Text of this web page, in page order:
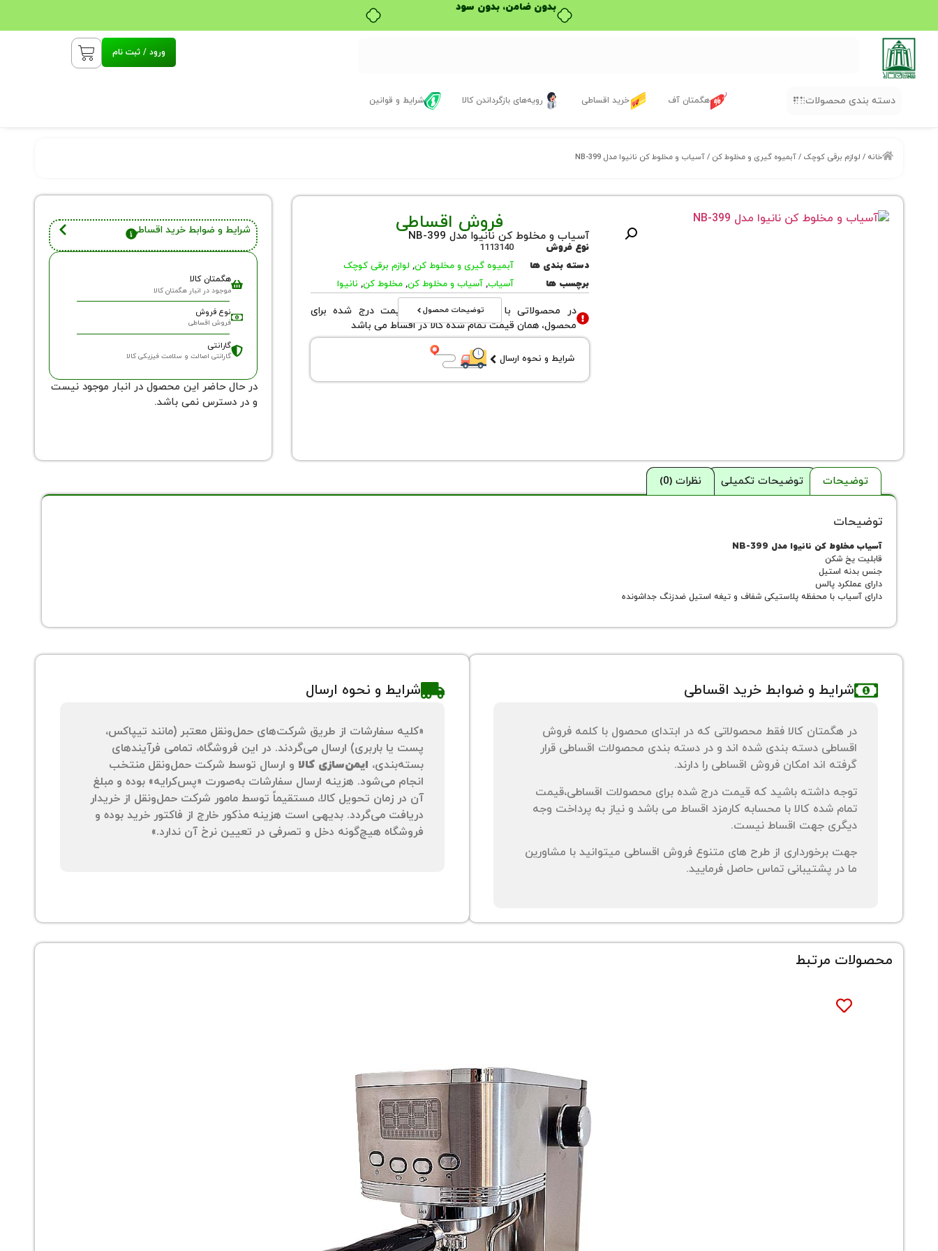
ورود / ثبت نام
دسته بندی محصولات هگمتان آف خرید اقساطی رویه‌های بازگرداندن کالا شرایط و قوانین
خانه / لوازم برقی کوچک /آبمیوه گیری و مخلوط کن / آسیاب و مخلوط کن نانیوا مدل NB-399
فروش اقساطی
آسیاب و مخلوط کن نانیوا مدل NB-399
نوع فروش
1113140
دسته بندی ها
آبمیوه گیری و مخلوط کن, لوازم برقی کوچک
برچسب ها
آسیاب,آسیاب و مخلوط کن,مخلوط کن, نانیوا
توضیحات محصول
در محصولاتی با نوع فروش اقساطی قیمت درج شده برای
محصول، همان قیمت تمام شده کالا در اقساط می باشد
شرایط و نحوه ارسال
شرایط و ضوابط خرید اقساطی
هگمتان کالا
موجود در انبار هگمتان کالا
نوع فروش
فروش اقساطی
گارانتی
گارانتی اصالت و سلامت فیزیکی کالا
در حال حاضر این محصول در انبار موجود نیست
و در دسترس نمی باشد.
توضیحات توضیحات تکمیلی نظرات (0)
توضیحات
آسیاب مخلوط کن نانیوا مدل NB-399
قابلیت یخ شکن
جنس بدنه استیل
دارای عملکرد پالس
دارای آسیاب با محفظه پلاستیکی شفاف و تیغه استیل ضدزنگ جداشونده
شرایط و ضوابط خرید اقساطی
در هگمتان کالا فقط محصولاتی که در ابتدای محصول با کلمه فروش
اقساطی دسته بندی شده اند و در دسته بندی محصولات اقساطی قرار
گرفته اند امکان فروش اقساطی را دارند.
توجه داشته باشید که قیمت درج شده برای محصولات اقساطی،قیمت
تمام شده کالا با محسابه کارمزد اقساط می باشد و نیاز به پرداخت وجه
دیگری جهت اقساط نیست.
جهت برخورداری از طرح های متنوع فروش اقساطی میتوانید با مشاورین
ما در پشتیبانی تماس حاصل فرمایید.
شرایط و نحوه ارسال
«کلیه سفارشات از طریق شرکت‌های حمل‌ونقل معتبر (مانند تیپاکس،
پست یا باربری) ارسال می‌گردند. در این فروشگاه، تمامی فرآیندهای
بسته‌بندی، ایمن‌سازی کالا و ارسال توسط شرکت حمل‌ونقل منتخب
انجام می‌شود. هزینه ارسال سفارشات به‌صورت «پس‌کرایه» بوده و مبلغ
آن در زمان تحویل کالا، مستقیماً توسط مامور شرکت حمل‌ونقل از خریدار
دریافت می‌گردد. بدیهی است هزینه مذکور خارج از فاکتور خرید بوده و
فروشگاه هیچ‌گونه دخل و تصرفی در تعیین نرخ آن ندارد.»
محصولات مرتبط